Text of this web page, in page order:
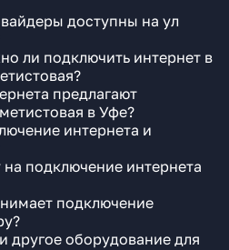
доступны на ул
ли подключить интернет в
предлагают
в Уфе?
интернета и
на подключение интернета
подключение
другое оборудование для